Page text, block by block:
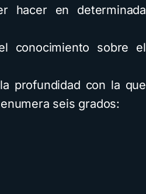
hacer en determinada
conocimiento sobre el
profundidad con la que
seis grados: